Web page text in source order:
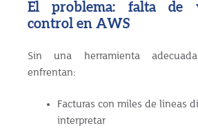
El problema: falta de
control en AWS
Sin una herramienta
enfrentan:
Facturas con miles de líneas
interpretar